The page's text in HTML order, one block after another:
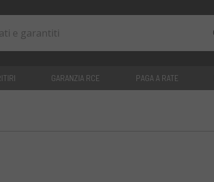
GARANZIA RCE PAGA A RATE